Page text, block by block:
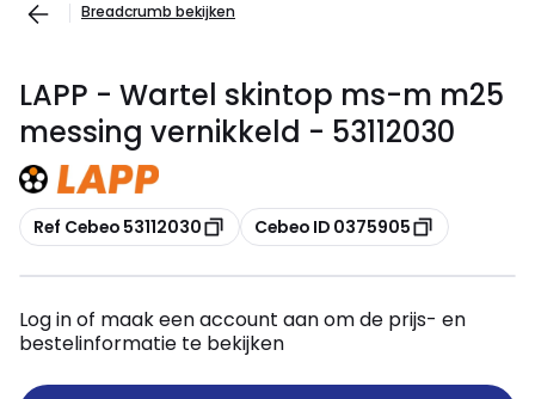
Breadcrumb bekijken
LAPP - Wartel skintop ms-m m25
messing vernikkeld - 53112030
Kopiëren
Ref Cebeo 53112030 Kopiëren
Cebeo ID 0375905
Log in of maak een account aan om de prijs- en
bestelinformatie te bekijken